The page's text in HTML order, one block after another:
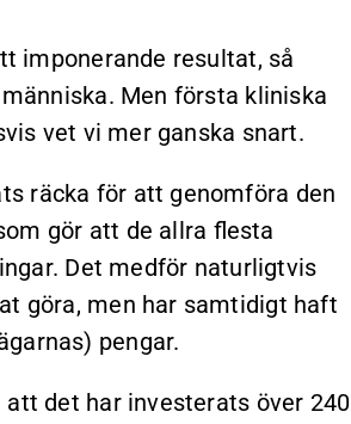
imponerande resultat, så
Men första kliniska
vet vi mer ganska snart.
räcka för att genomföra den
gör att de allra flesta
Det medför naturligtvis
göra, men har samtidigt haft
pengar.
det har investerats över 240